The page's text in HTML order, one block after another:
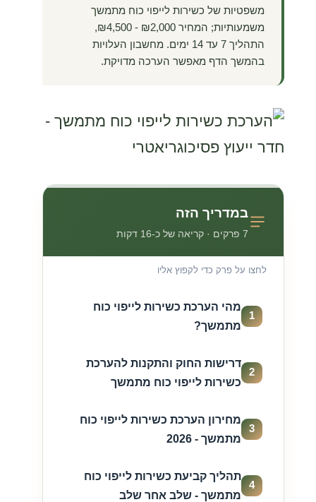
משפטיות של כשירות לייפוי כוח מתמשך
משמעותיות; המחיר₪4,500 - ₪2,000
,
התהליך 7 עד 14 ימים. מחשבון העלויות
בהמשך הדף מאפשר הערכה מדויקת.
במדריך הזה
לחצו על פרק כדי לקפוץ אליו
מהי הערכת כשירות לייפוי כוח
מתמשך?
דרישות החוק והתקנות להערכת
כשירות לייפוי כוח מתמשך
מחירון הערכת כשירות לייפוי כוח
מתמשך - 2026
תהליך קביעת כשירות לייפוי כוח
מתמשך - שלב אחר שלב